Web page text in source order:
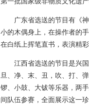
广东省选送的节目有《
小的木偶身上，在操作者的
在白纸上挥笔直书，表演精
江西省选送的节目是兴
旦、净、末、丑，吹、打、
锣、小鼓、大钹等乐器，两
间队伍参赛，全面展示这一